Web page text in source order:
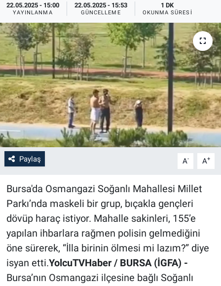
22.05.2025 - 15:00
YAYINLANMA
22.05.2025 - 15:53
GÜNCELLEME
1 DK
OKUNMA SÜRESI
Paylaş A- A+
Bursa'da Osmangazi Soğanlı Mahallesi Millet
Parkı’nda maskeli bir grup, bıçakla gençleri
dövüp haraç istiyor. Mahalle sakinleri, 155’e
yapılan ihbarlara rağmen polisin gelmediğini
öne sürerek, “İlla birinin ölmesi mi lazım?” diye
isyan etti.YolcuTVHaber / BURSA (İGFA) -
Bursa’nın Osmangazi ilçesine bağlı Soğanlı